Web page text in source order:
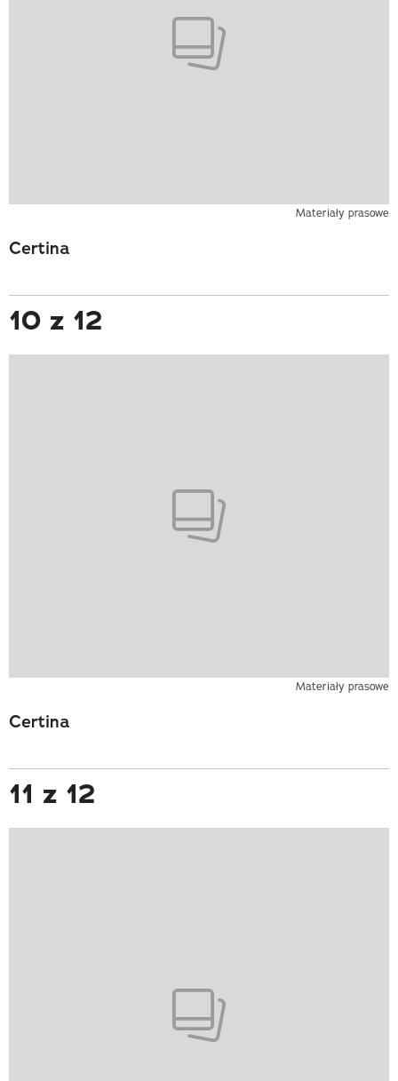
Materiały prasowe
Certina
10 z 12
Materiały prasowe
Certina
11 z 12